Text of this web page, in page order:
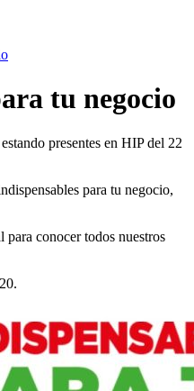
tu negocio
presentes en HIP del 22
para tu negocio,
conocer todos nuestros